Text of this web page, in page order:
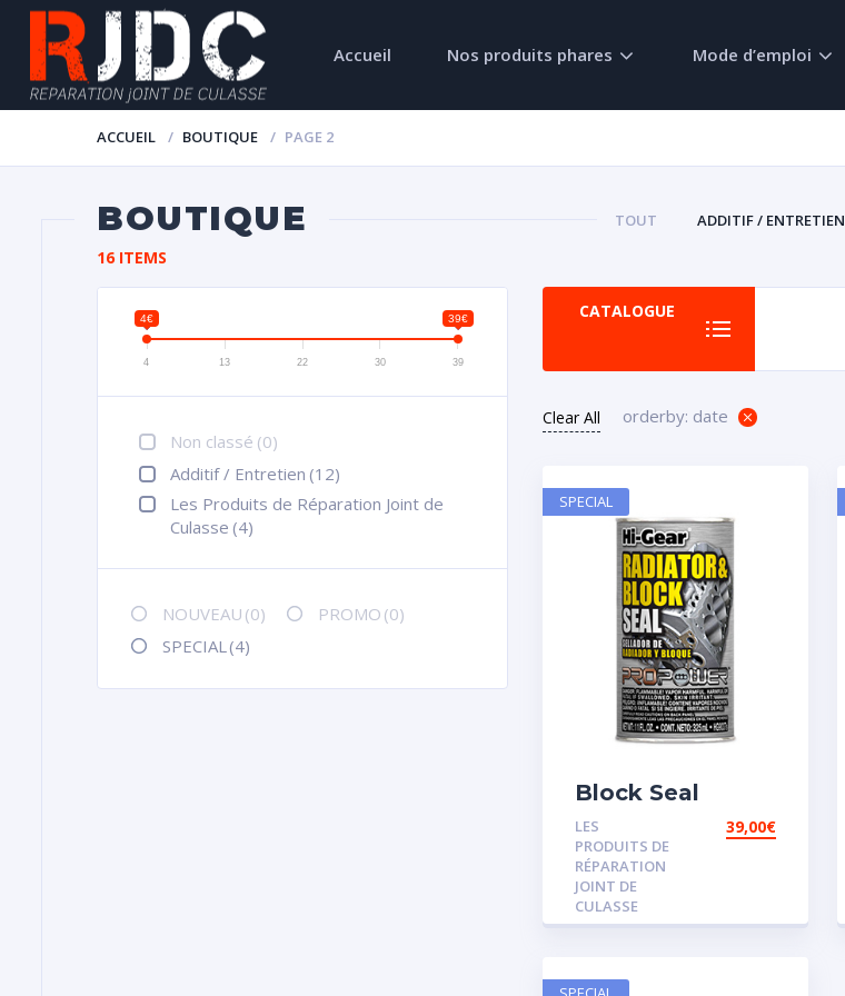
Accueil Nos produits phares Mode d’emploi
ACCUEIL BOUTIQUE PAGE 2
BOUTIQUE TOUT ADDITIF / ENTRETIEN
16 ITEMS
4€ 39€
4 13 22 30 39
Non classé (0)
Additif / Entretien (12)
Les Produits de Réparation Joint de
Culasse (4)
NOUVEAU (0) PROMO (0)
SPECIAL (4)
CATALOGUE
Clear All orderby: date
Block Seal
LES
PRODUITS DE
RÉPARATION
JOINT DE
CULASSE
39,00€
SPECIAL